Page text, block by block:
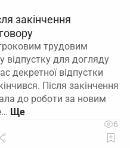
закінчення
трудовим
відпустку для догляду
декретної відпустки
Після закінчення
до роботи за новим
6